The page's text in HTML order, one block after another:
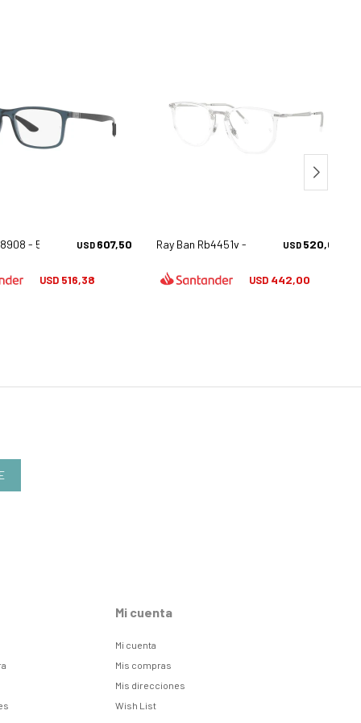
- 5719 USD 607,50
USD 516,38
Ray Ban Rb4451v - 2001 USD 520,00
USD 442,00
Mi cuenta
Mi cuenta
Mis compras
Mis direcciones
Wish List